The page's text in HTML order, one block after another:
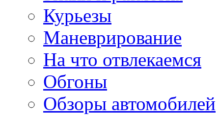
Курьезы
Маневрирование
На что отвлекаемся
Обгоны
Обзоры автомобилей